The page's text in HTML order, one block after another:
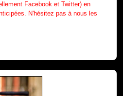
Facebook et Twitter) en
N'hésitez pas à nous les